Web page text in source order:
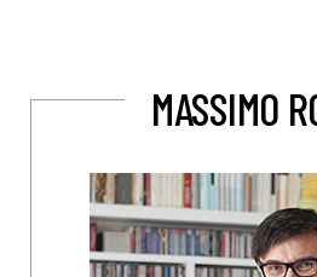
MASSIMO